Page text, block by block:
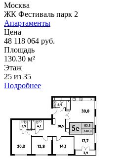
Москва
ЖК Фестиваль парк 2
Апартаменты
Цена
48 118 064 руб.
Площадь
130.30 м²
Этаж
25 из 35
Подробнее